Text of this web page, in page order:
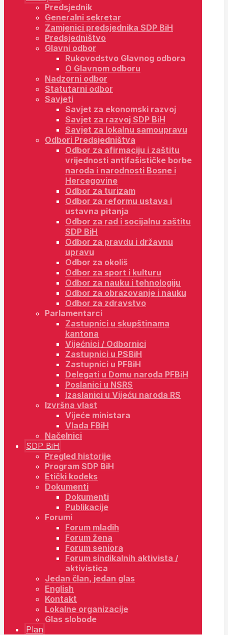
Predsjednik
Generalni sekretar
Zamjenici predsjednika SDP BiH
Predsjedništvo
Glavni odbor
Rukovodstvo Glavnog odbora
O Glavnom odboru
Nadzorni odbor
Statutarni odbor
Savjeti
Savjet za ekonomski razvoj
Savjet za razvoj SDP BiH
Savjet za lokalnu samoupravu
Odbori Predsjedništva
Odbor za afirmaciju i zaštitu
vrijednosti antifašističke borbe
naroda i narodnosti Bosne i
Hercegovine
Odbor za turizam
Odbor za reformu ustava i
ustavna pitanja
Odbor za rad i socijalnu zaštitu
SDP BiH
Odbor za pravdu i državnu
upravu
Odbor za okoliš
Odbor za sport i kulturu
Odbor za nauku i tehnologiju
Odbor za obrazovanje i nauku
Odbor za zdravstvo
Parlamentarci
Zastupnici u skupštinama
kantona
Vijećnici / Odbornici
Zastupnici u PSBiH
Zastupnici u PFBiH
Delegati u Domu naroda PFBiH
Poslanici u NSRS
Izaslanici u Vijeću naroda RS
Izvršna vlast
Vijeće ministara
Vlada FBiH
Načelnici
SDP BiH
Pregled historije
Program SDP BiH
Etički kodeks
Dokumenti
Dokumenti
Publikacije
Forumi
Forum mladih
Forum žena
Forum seniora
Forum sindikalnih aktivista /
aktivistica
Jedan član, jedan glas
English
Kontakt
Lokalne organizacije
Glas slobode
Plan